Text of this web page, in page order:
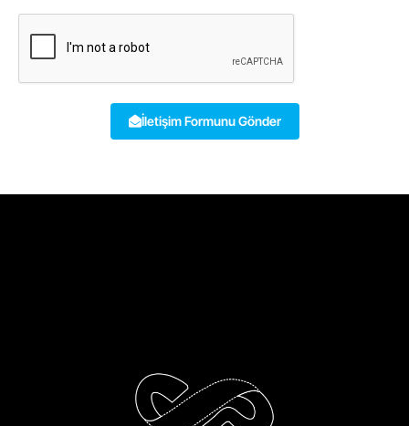
İletişim Formunu Gönder